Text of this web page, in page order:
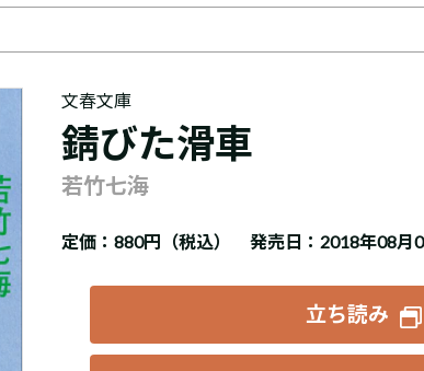
文春文庫
錆びた滑車
若竹七海
定価：880円（税込） 発売日：2018年08月
立ち読み